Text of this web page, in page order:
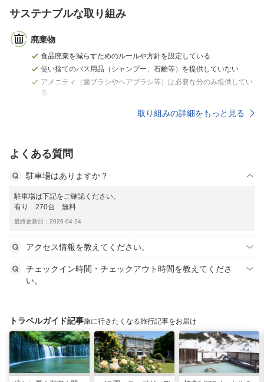
サステナブルな取り組み
廃棄物
食品廃棄を減らすためのルールや方針を設定している
使い捨てのバス用品（シャンプー、石鹸等）を提供していない
アメニティ（歯ブラシやヘアブラシ等）は必要な分のみ提供してい
る
取り組みの詳細をもっと見る
よくある質問
駐車場はありますか？
駐車場は下記をご確認ください。
有り 270台 無料
最終更新日：2026-04-24
アクセス情報を教えてください。
チェックイン時間・チェックアウト時間を教えてくださ
い。
トラベルガイド記事旅に行きたくなる旅行記事をお届け